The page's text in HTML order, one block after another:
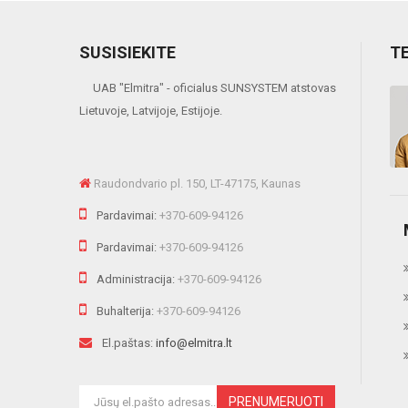
SUSISIEKITE
UAB "Elmitra" - oficialus SUNSYSTEM atstovas
Lietuvoje, Latvijoje, Estijoje.
Raudondvario pl. 150, LT-47175, Kaunas
Pardavimai: +370-609-94126
Pardavimai: +370-609-94126
Administracija: +370-609-94126
Buhalterija: +370-609-94126
El.paštas: info@elmitra.lt
PRENUMERUOTI
viverra risus, into varius telluso tortor sed eros. Sedion pharetra ante sit